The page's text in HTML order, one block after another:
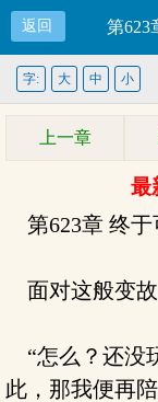
返回 第623
字: 大 中 小
上一章
最
第623章 终于
面对这般变故
“怎么？还没
此，那我便再